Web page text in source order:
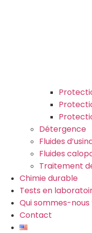
Détergence
Fluides
Fluides
Traitement
Chimie durable
Tests en
Qui sommes-nous
Contact